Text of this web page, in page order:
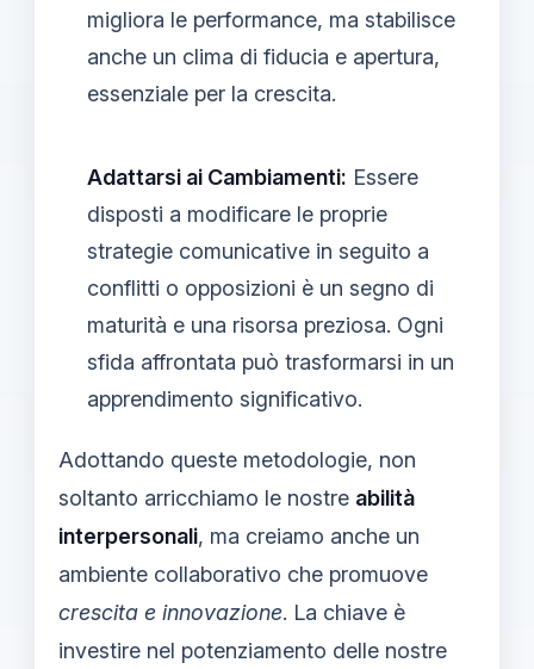
migliora le performance, ma stabilisce
anche un clima di fiducia e apertura,
essenziale per la crescita.
Adattarsi ai Cambiamenti: Essere
disposti a modificare le proprie
strategie comunicative in seguito a
conflitti o opposizioni è un segno di
maturità e una risorsa preziosa. Ogni
sfida affrontata può trasformarsi in un
apprendimento significativo.
Adottando queste metodologie, non
soltanto arricchiamo le nostre abilità
interpersonali, ma creiamo anche un
ambiente collaborativo che promuove
crescita e innovazione. La chiave è
investire nel potenziamento delle nostre